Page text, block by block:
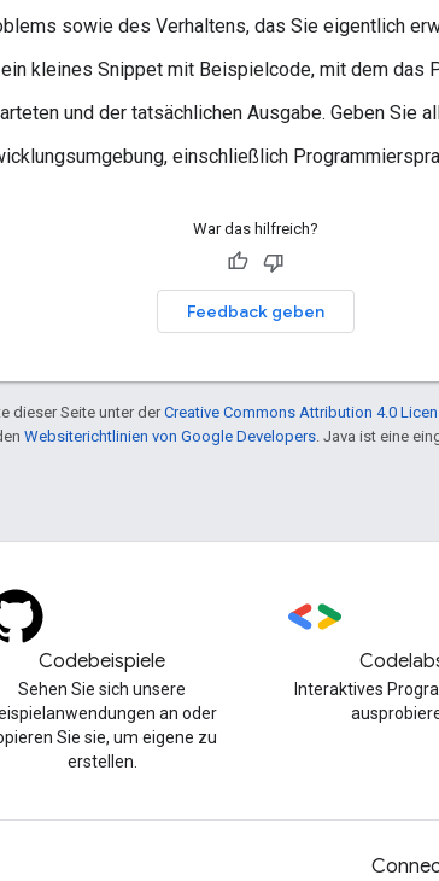
sowie des Verhaltens, das Sie eigentlich
ein kleines Snippet mit Beispielcode, mit dem das
und der tatsächlichen Ausgabe. Geben Sie
einschließlich
War das hilfreich?
Feedback geben
dieser Seite unter derCreative Commons Attribution 4.0
Websiterichtlinien von Google Developers . Java ist eine
Codebeispiele
Sehen Sie sich unsere
an oder
Sie sie, um eigene zu
erstellen.
Interaktives